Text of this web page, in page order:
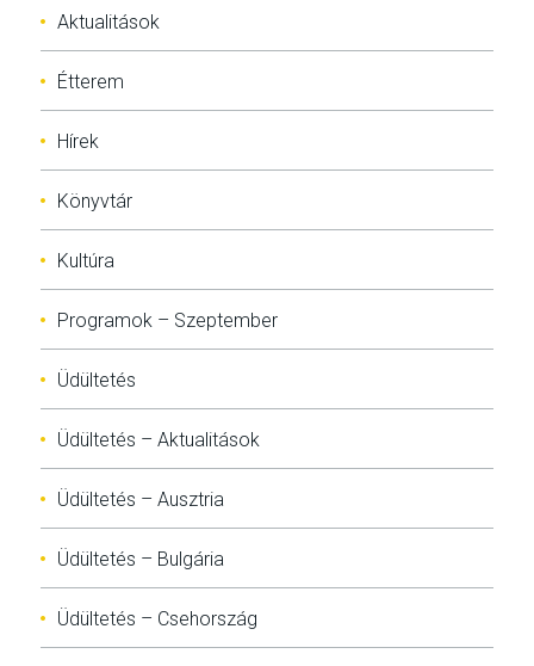
Aktualitások
Étterem
Hírek
Könyvtár
Kultúra
Programok – Szeptember
Üdültetés
Üdültetés – Aktualitások
Üdültetés – Ausztria
Üdültetés – Bulgária
Üdültetés – Csehország